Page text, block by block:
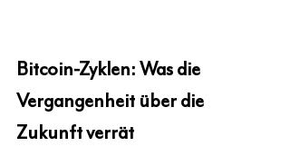
Bitcoin-Zyklen: Was die
Vergangenheit über die
Zukunft verrät